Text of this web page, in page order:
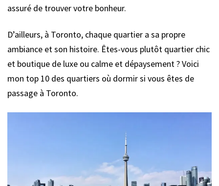
assuré de trouver votre bonheur.
D’ailleurs, à Toronto, chaque quartier a sa propre
ambiance et son histoire. Êtes-vous plutôt quartier chic
et boutique de luxe ou calme et dépaysement ? Voici
mon top 10 des quartiers où dormir si vous êtes de
passage à Toronto.